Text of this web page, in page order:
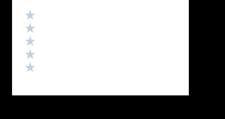
Valutazione